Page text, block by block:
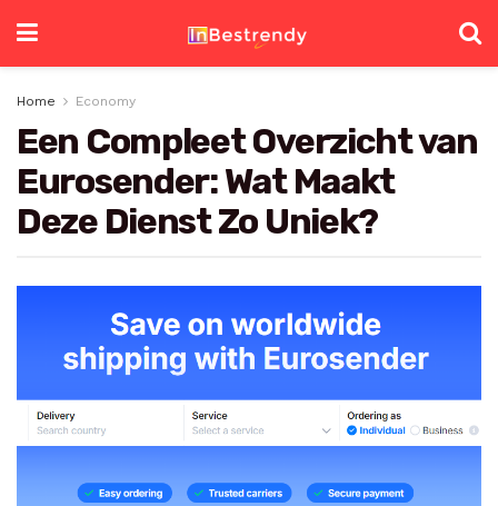
Home Economy
Een Compleet Overzicht van
Eurosender: Wat Maakt
Deze Dienst Zo Uniek?